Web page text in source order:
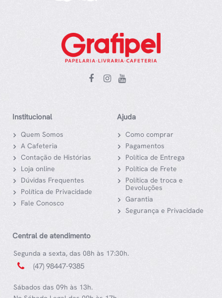
Institucional
Quem Somos
A Cafeteria
Contação de Histórias
Loja online
Dúvidas Frequentes
Política de Privacidade
Fale Conosco
Ajuda
Como comprar
Pagamentos
Política de Entrega
Política de Frete
Política de troca e
Devoluções
Garantia
Segurança e Privacidade
Central de atendimento
Segunda a sexta, das 08h às 17:30h.
(47) 98447-9385
Sábados das 09h às 13h.